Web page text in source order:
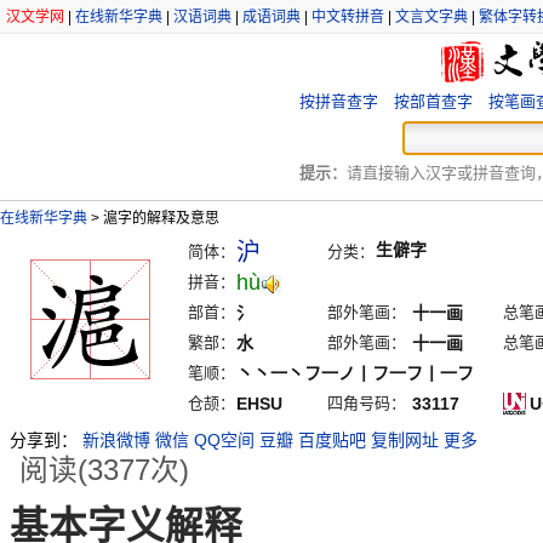
汉文学网 在线新华字典 汉语词典 成语词典 中文转拼音 文言文字典 繁体字转
按拼音查字 按部首查字 按笔画
提示： 请直接输入汉字或拼音查询
在线新华字典 > 滬字的解释及意思
简体： 沪 分类： 生僻字
拼音： hù
部首： 氵 部外笔画： 十一画
总笔
繁部：
水 部外笔画： 十一画
总笔
笔顺：
丶丶一丶フ一ノ丨フ一フ丨一フ
仓颉： EHSU 四角号码： 33117
分享到：
新浪微博 微信 QQ空间 豆瓣 百度贴吧 复制网址 更多
阅读(3377次)
基本字义解释